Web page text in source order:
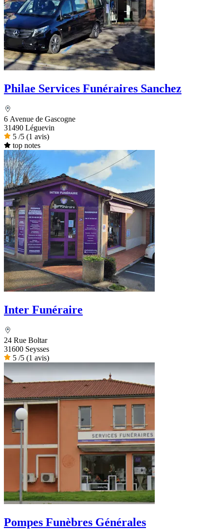
Philae Services Funéraires Sanchez
6 Avenue de Gascogne
31490 Léguevin
5 /5 (1 avis)
top notes
Inter Funéraire
24 Rue Boltar
31600 Seysses
5 /5 (1 avis)
Pompes Funèbres Générales